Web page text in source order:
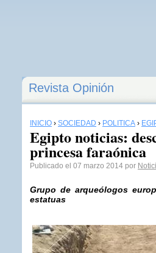
Revista Opinión
INICIO › SOCIEDAD › POLÍTICA ›
Egipto noticias:
princesa faraónica
Publicado el 07 marzo 2014 por
Grupo de arqueólogos
estatuas